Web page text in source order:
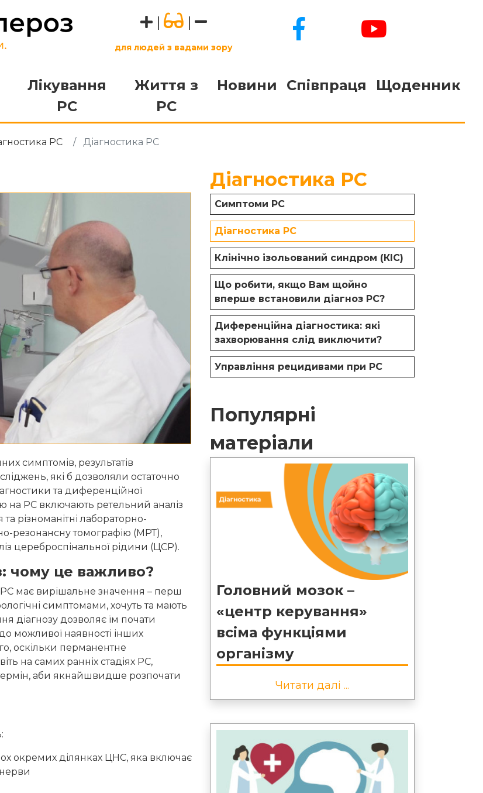
| |
для людей з вадами зору
Лікування
РС
Життя з
РС
Новини Співпраця Щоденник
РС Діагностика РС
симптомів, результатів
які б дозволяли остаточно
та диференційної
на РС включають ретельний аналіз
різноманітні лабораторно-
резонансну томографію (МРТ),
цереброспінальної рідини (ЦСР).
чому це важливо?
має вирішальне значення – перш
симптомами, хочуть та мають
діагнозу дозволяє їм почати
можливої наявності інших
оскільки перманентне
на самих ранніх стадіях РС,
аби якнайшвидше розпочати
окремих ділянках ЦНС, яка включає
Діагностика РС
Симптоми РС
Діагностика РС
Клінічно ізольований синдром (КІС)
Що робити, якщо Вам щойно
вперше встановили діагноз РС?
Диференційна діагностика: які
захворювання слід виключити?
Управління рецидивами при РС
Популярні
матеріали
Головний мозок –
«центр керування»
всіма функціями
організму
Читати далі ...